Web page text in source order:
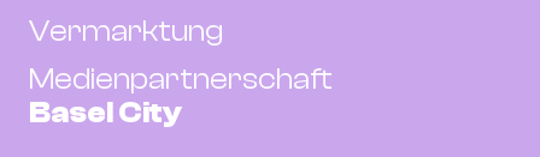
Vermarktung
Medienpartnerschaft
Basel City